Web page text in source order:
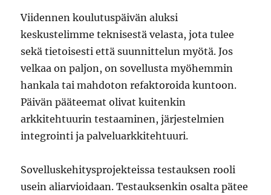
Viidennen koulutuspäivän aluksi
keskustelimme teknisestä velasta, jota tulee
sekä tietoisesti että suunnittelun myötä. Jos
velkaa on paljon, on sovellusta myöhemmin
hankala tai mahdoton refaktoroida kuntoon.
Päivän pääteemat olivat kuitenkin
arkkitehtuurin testaaminen, järjestelmien
integrointi ja palveluarkkitehtuuri.
Sovelluskehitysprojekteissa testauksen rooli
usein aliarvioidaan. Testauksenkin osalta pätee